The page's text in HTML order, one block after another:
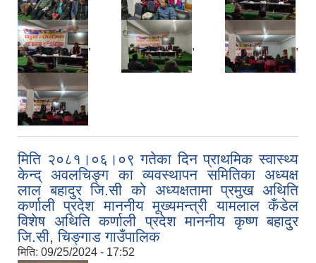
, , ,
मिति २०८१।०६।०९ गतेका दिन प्राथमिक स्वास्थ्य
केन्द् अवलचिङ्ग का व्यवस्थापन समितिका अध्यक्ष
लाल बहादुर जि.सी को अध्यक्षतामा प्रमुख अथिति
कर्णाली प्रदेश माननीय मूख्यमन्त्री यामलाल कँडेल
विशेष अथिति कर्णाली प्रदेश माननीय कृष्ण बहादुर
जि.सी, चिङ्गाड गाउँपालिक
मिति: 09/25/2024 - 17:52